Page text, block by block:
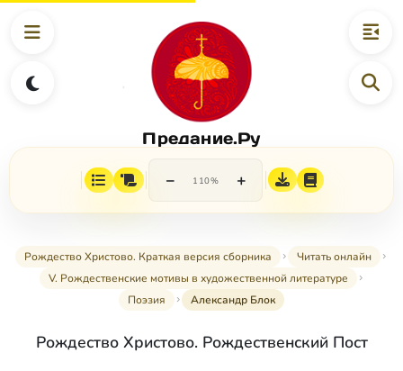
Предание.Ру
− 110% +
Рождество Христово. Краткая версия сборника
Читать онлайн
V. Рождественские мотивы в художественной литературе
Поэзия
Александр Блок
Рождество Христово. Рождественский Пост